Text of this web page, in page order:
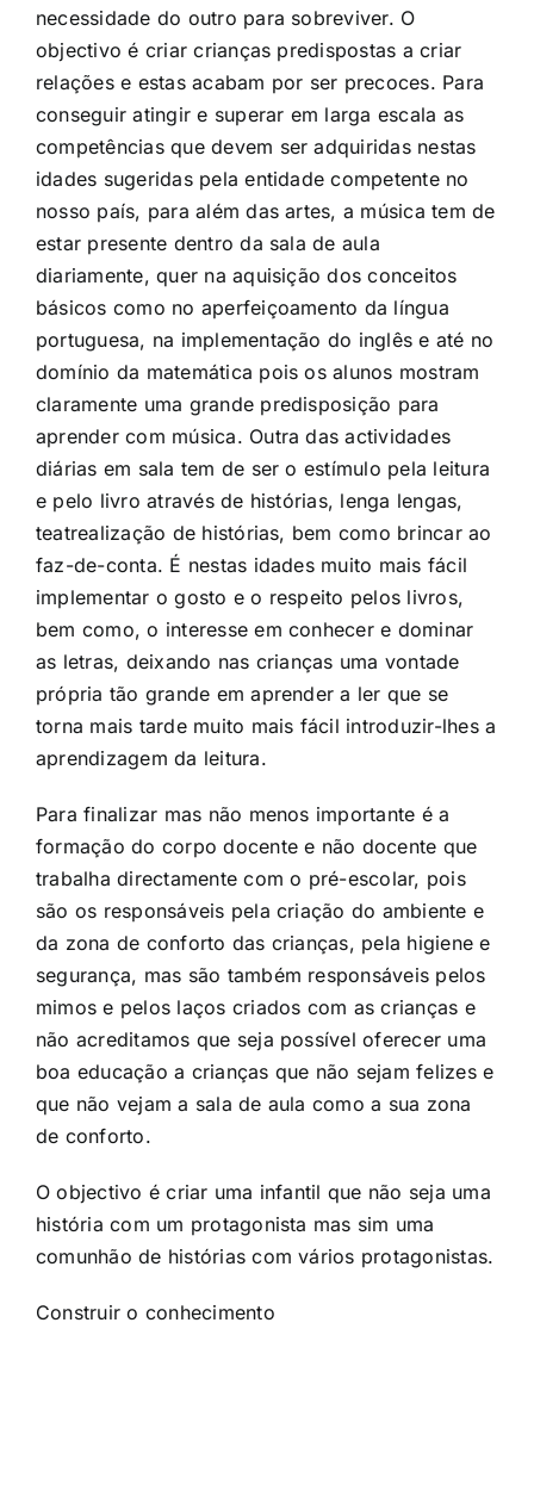
necessidade do outro para sobreviver. O
objectivo é criar crianças predispostas a criar
relações e estas acabam por ser precoces. Para
conseguir atingir e superar em larga escala as
competências que devem ser adquiridas nestas
idades sugeridas pela entidade competente no
nosso país, para além das artes, a música tem de
estar presente dentro da sala de aula
diariamente, quer na aquisição dos conceitos
básicos como no aperfeiçoamento da língua
portuguesa, na implementação do inglês e até no
domínio da matemática pois os alunos mostram
claramente uma grande predisposição para
aprender com música. Outra das actividades
diárias em sala tem de ser o estímulo pela leitura
e pelo livro através de histórias, lenga lengas,
teatrealização de histórias, bem como brincar ao
faz-de-conta. É nestas idades muito mais fácil
implementar o gosto e o respeito pelos livros,
bem como, o interesse em conhecer e dominar
as letras, deixando nas crianças uma vontade
própria tão grande em aprender a ler que se
torna mais tarde muito mais fácil introduzir-lhes a
aprendizagem da leitura.
Para finalizar mas não menos importante é a
formação do corpo docente e não docente que
trabalha directamente com o pré-escolar, pois
são os responsáveis pela criação do ambiente e
da zona de conforto das crianças, pela higiene e
segurança, mas são também responsáveis pelos
mimos e pelos laços criados com as crianças e
não acreditamos que seja possível oferecer uma
boa educação a crianças que não sejam felizes e
que não vejam a sala de aula como a sua zona
de conforto.
O objectivo é criar uma infantil que não seja uma
história com um protagonista mas sim uma
comunhão de histórias com vários protagonistas.
Construir o conhecimento